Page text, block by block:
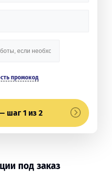
промокод
шаг 1 из 2
под заказ